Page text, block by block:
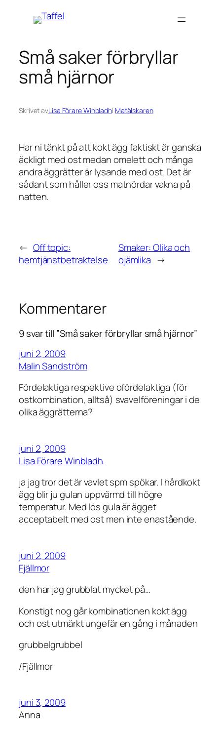
Små saker förbryllar
små hjärnor
Skrivet avLisa Förare Winbladhi Matälskaren
Har ni tänkt på att kokt ägg faktiskt är ganska
äckligt med ost medan omelett och många
andra äggrätter är lysande med ost. Det är
sådant som håller oss matnördar vakna på
natten.
← Off topic:
hemtjänstbetraktelse
Smaker: Olika och
ojämlika →
Kommentarer
9 svar till ”Små saker förbryllar små hjärnor”
juni 2, 2009
Malin Sandström
Fördelaktiga respektive ofördelaktiga (för
ostkombination, alltså) svavelföreningar i de
olika äggrätterna?
juni 2, 2009
Lisa Förare Winbladh
ja jag tror det är vavlet spm spökar. I hårdkokt
ägg blir ju gulan uppvärmd till högre
temperatur. Med lös gula är ägget
acceptabelt med ost men inte enastående.
juni 2, 2009
Fjällmor
den har jag grubblat mycket på…
Konstigt nog går kombinationen kokt ägg
och ost utmärkt ungefär en gång i månaden
grubbelgrubbel
/Fjällmor
juni 3, 2009
Anna